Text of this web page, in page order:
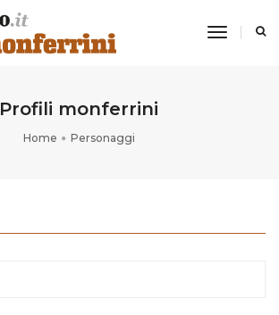
toggle
Profili monferrini
Home Personaggi